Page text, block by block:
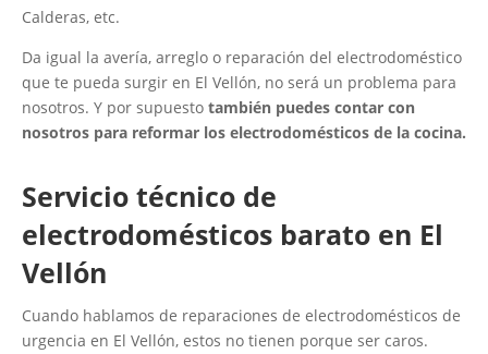
Calderas, etc.
Da igual la avería, arreglo o reparación del electrodoméstico
que te pueda surgir en El Vellón, no será un problema para
nosotros. Y por supuesto también puedes contar con
nosotros para reformar los electrodomésticos de la cocina.
Servicio técnico de
electrodomésticos barato en El
Vellón
Cuando hablamos de reparaciones de electrodomésticos de
urgencia en El Vellón, estos no tienen porque ser caros.